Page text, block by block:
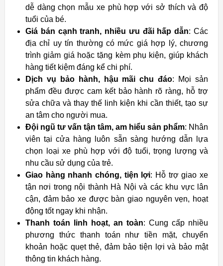
dễ dàng chọn mẫu xe phù hợp với sở thích và độ
tuổi của bé.
Giá bán cạnh tranh, nhiều ưu đãi hấp dẫn: Các
địa chỉ uy tín thường có mức giá hợp lý, chương
trình giảm giá hoặc tặng kèm phụ kiện, giúp khách
hàng tiết kiệm đáng kể chi phí.
Dịch vụ bảo hành, hậu mãi chu đáo: Mọi sản
phẩm đều được cam kết bảo hành rõ ràng, hỗ trợ
sửa chữa và thay thế linh kiện khi cần thiết, tạo sự
an tâm cho người mua.
Đội ngũ tư vấn tận tâm, am hiểu sản phẩm: Nhân
viên tại cửa hàng luôn sẵn sàng hướng dẫn lựa
chọn loại xe phù hợp với độ tuổi, trọng lượng và
nhu cầu sử dụng của trẻ.
Giao hàng nhanh chóng, tiện lợi: Hỗ trợ giao xe
tận nơi trong nội thành Hà Nội và các khu vực lân
cận, đảm bảo xe được bàn giao nguyên vẹn, hoạt
động tốt ngay khi nhận.
Thanh toán linh hoạt, an toàn: Cung cấp nhiều
phương thức thanh toán như tiền mặt, chuyển
khoản hoặc quẹt thẻ, đảm bảo tiện lợi và bảo mật
thông tin khách hàng.